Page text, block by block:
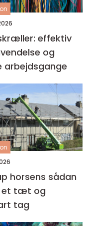
effektiv
og
arbejdsgange
sådan
et tæt og
tag